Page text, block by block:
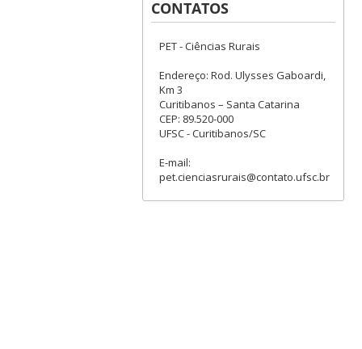
CONTATOS
PET - Ciências Rurais
Endereço: Rod. Ulysses Gaboardi,
Km 3
Curitibanos – Santa Catarina
CEP: 89.520-000
UFSC - Curitibanos/SC
E-mail:
pet.cienciasrurais@contato.ufsc.br